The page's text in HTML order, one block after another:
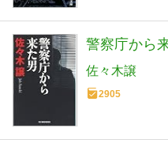
警察庁から
佐々木譲
2905